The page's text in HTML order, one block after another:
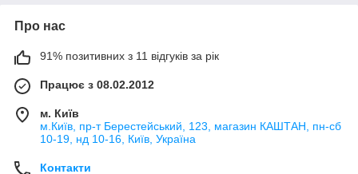
Про нас
91% позитивних з 11 відгуків за рік
Працює з 08.02.2012
м. Київ
м.Київ, пр-т Берестейський, 123, магазин КАШТАН, пн-сб
10-19, нд 10-16, Київ, Україна
Контакти